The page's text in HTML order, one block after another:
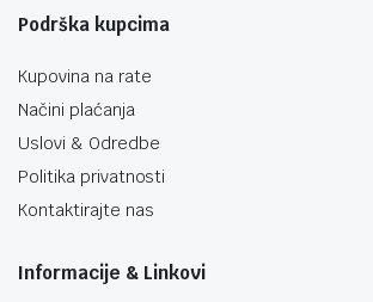
Podrška kupcima
Kupovina na rate
Načini plaćanja
Uslovi & Odredbe
Politika privatnosti
Kontaktirajte nas
Informacije & Linkovi